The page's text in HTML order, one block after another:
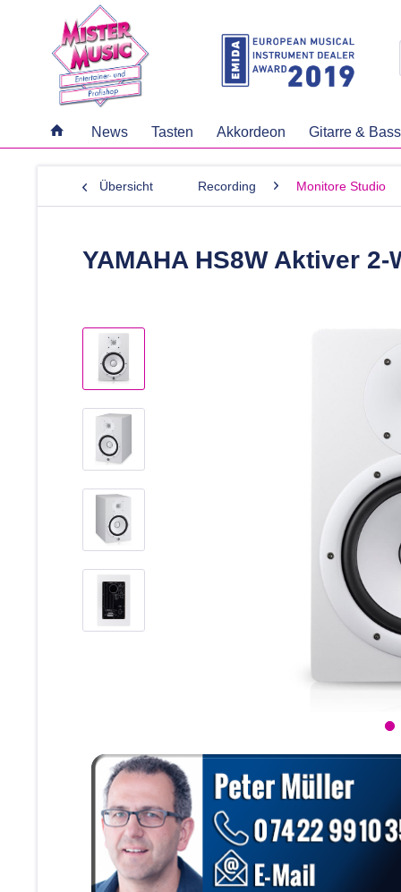
News Tasten Akkordeon Gitarre & Bass
Übersicht Recording Monitore Studio
YAMAHA HS8W Aktiver